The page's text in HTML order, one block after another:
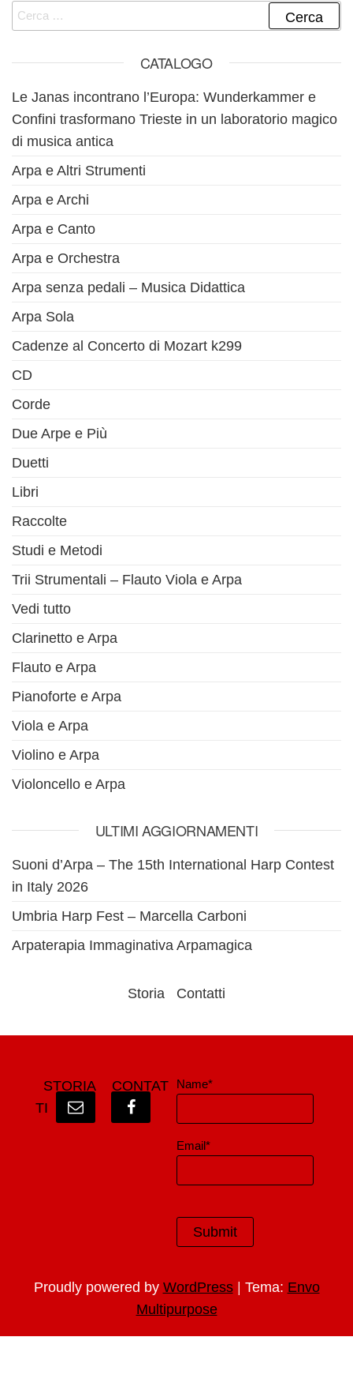
Ricerca per:
CATALOGO
Le Janas incontrano l’Europa: Wunderkammer e
Confini trasformano Trieste in un laboratorio magico
di musica antica
Arpa e Altri Strumenti
Arpa e Archi
Arpa e Canto
Arpa e Orchestra
Arpa senza pedali – Musica Didattica
Arpa Sola
Cadenze al Concerto di Mozart k299
CD
Corde
Due Arpe e Più
Duetti
Libri
Raccolte
Studi e Metodi
Trii Strumentali – Flauto Viola e Arpa
Vedi tutto
Clarinetto e Arpa
Flauto e Arpa
Pianoforte e Arpa
Viola e Arpa
Violino e Arpa
Violoncello e Arpa
ULTIMI AGGIORNAMENTI
Suoni d’Arpa – The 15th International Harp Contest
in Italy 2026
Umbria Harp Fest – Marcella Carboni
Arpaterapia Immaginativa Arpamagica
Storia Contatti
STORIA
CONTAT
TI
Name*
Email*
Proudly powered by WordPress | Tema: Envo
Multipurpose